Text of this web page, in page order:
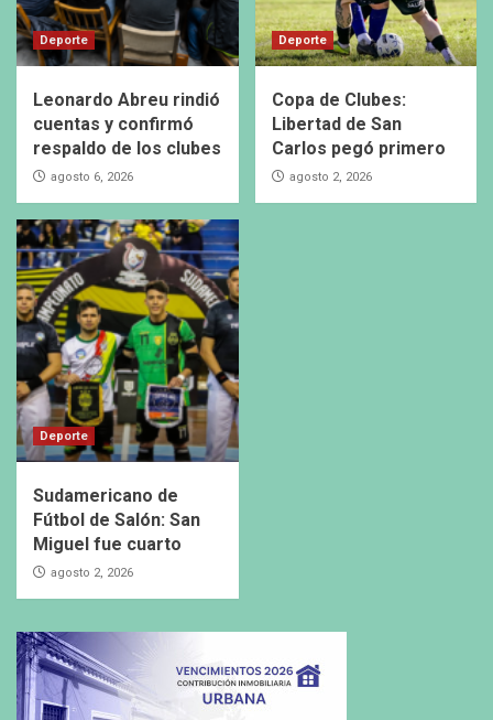
Deporte
Leonardo Abreu rindió
cuentas y confirmó
respaldo de los clubes
agosto 6, 2026
Deporte
Copa de Clubes:
Libertad de San
Carlos pegó primero
agosto 2, 2026
Deporte
Sudamericano de
Fútbol de Salón: San
Miguel fue cuarto
agosto 2, 2026